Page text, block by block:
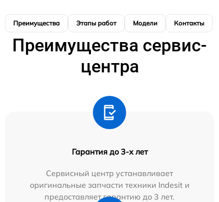
Преимущества Этапы работ Модели Контакты
Преимущества сервис-
центра
Гарантия до 3-х лет
Сервисный центр устанавливает
оригинальные запчасти техники Indesit и
предоставляет гарантию до 3 лет.